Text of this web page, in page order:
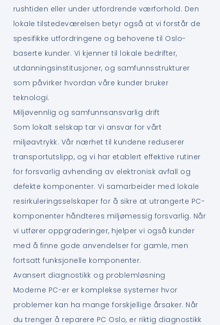
rushtiden eller under utfordrende værforhold. Den
lokale tilstedeværelsen betyr også at vi forstår de
spesifikke utfordringene og behovene til Oslo-
baserte kunder. Vi kjenner til lokale bedrifter,
utdanningsinstitusjoner, og samfunnsstrukturer
som påvirker hvordan våre kunder bruker
teknologi.
Miljøvennlig og samfunnsansvarlig drift
Som lokalt selskap tar vi ansvar for vårt
miljøavtrykk. Vår nærhet til kundene reduserer
transportutslipp, og vi har etablert effektive rutiner
for forsvarlig avhending av elektronisk avfall og
defekte komponenter. Vi samarbeider med lokale
resirkuleringsselskaper for å sikre at utrangerte PC-
komponenter håndteres miljømessig forsvarlig. Når
vi utfører oppgraderinger, hjelper vi også kunder
med å finne gode anvendelser for gamle, men
fortsatt funksjonelle komponenter.
Avansert diagnostikk og problemløsning
Moderne PC-er er komplekse systemer hvor
problemer kan ha mange forskjellige årsaker. Når
du trenger å reparere PC Oslo, er riktig diagnostikk